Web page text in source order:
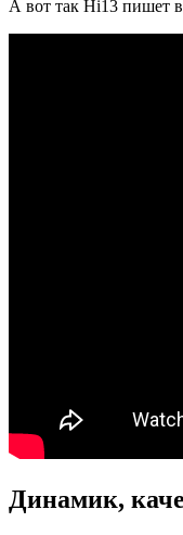
А вот так Hi13 пишет
Динамик,